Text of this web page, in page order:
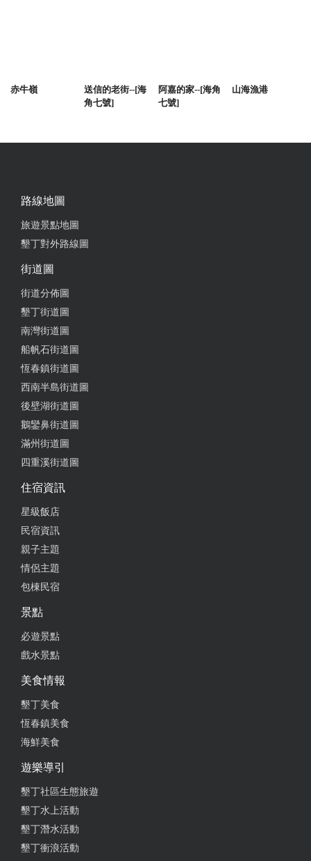
赤牛嶺
送信的老街--[海
角七號]
阿嘉的家--[海角
七號]
山海漁港
路線地圖
旅遊景點地圖
墾丁對外路線圖
街道圖
街道分佈圖
墾丁街道圖
南灣街道圖
船帆石街道圖
恆春鎮街道圖
西南半島街道圖
後壁湖街道圖
鵝鑾鼻街道圖
滿州街道圖
四重溪街道圖
住宿資訊
星級飯店
民宿資訊
親子主題
情侶主題
包棟民宿
景點
必遊景點
戲水景點
美食情報
墾丁美食
恆春鎮美食
海鮮美食
遊樂導引
墾丁社區生態旅遊
墾丁水上活動
墾丁潛水活動
墾丁衝浪活動